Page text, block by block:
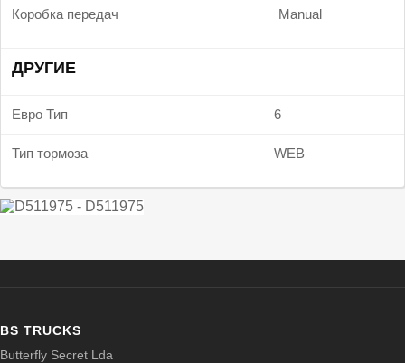
Коробка передач Manual
ДРУГИЕ
Евро Тип 6
Тип тормоза WEB
BS TRUCKS
Butterfly Secret Lda